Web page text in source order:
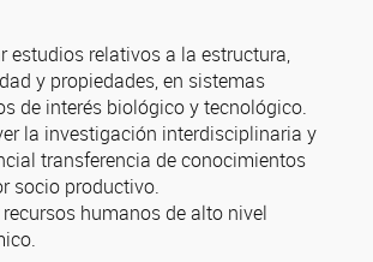
estudios relativos a la estructura,
y propiedades, en sistemas
de interés biológico y tecnológico.
la investigación interdisciplinaria y
transferencia de conocimientos
socio productivo.
humanos de alto nivel